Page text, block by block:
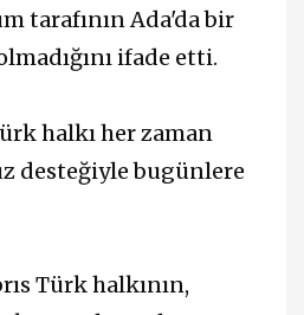
tarafının Ada'da bir
ifade etti.
halkı her zaman
desteğiyle bugünlere
Türk halkının,